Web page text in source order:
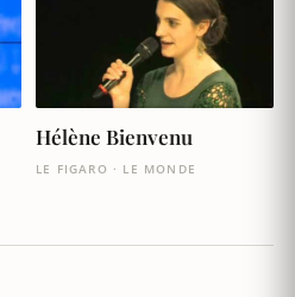
Hélène Bienvenu
LE FIGARO · LE MONDE